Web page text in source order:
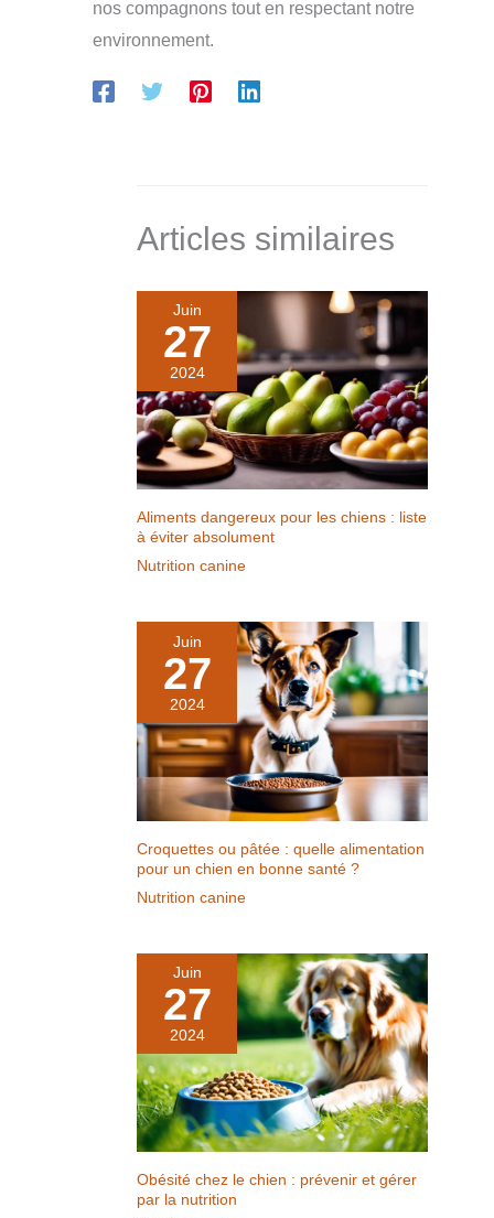
nos compagnons tout en respectant notre
environnement.
Articles similaires
Juin
27
2024
Aliments dangereux pour les chiens : liste
à éviter absolument
Nutrition canine
Juin
27
2024
Croquettes ou pâtée : quelle alimentation
pour un chien en bonne santé ?
Nutrition canine
Juin
27
2024
Obésité chez le chien : prévenir et gérer
par la nutrition